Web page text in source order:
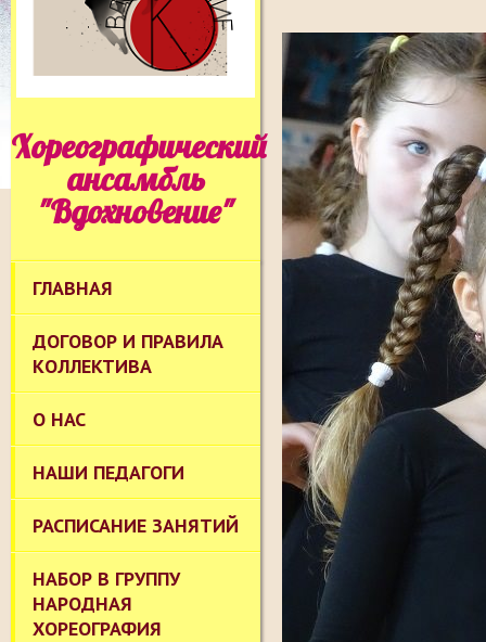
Хореографический
ансамбль
"Вдохновение"
ГЛАВНАЯ
ДОГОВОР И ПРАВИЛА
КОЛЛЕКТИВА
О НАС
НАШИ ПЕДАГОГИ
РАСПИСАНИЕ ЗАНЯТИЙ
НАБОР В ГРУППУ
НАРОДНАЯ
ХОРЕОГРАФИЯ